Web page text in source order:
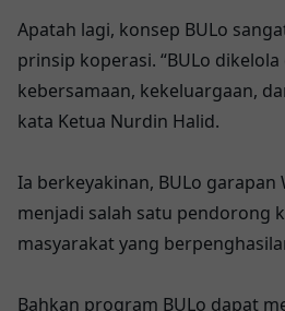
Apatah lagi, konsep BULo
prinsip koperasi. “BULo
kebersamaan, kekeluargaan,
kata Ketua Nurdin Halid.
Ia berkeyakinan, BULo garapan
menjadi salah satu pendorong
masyarakat yang
Bahkan program BULo dapat